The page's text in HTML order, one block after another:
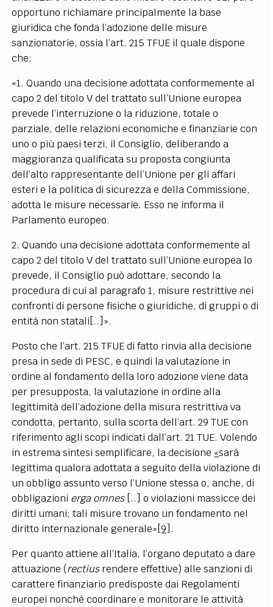
opportuno richiamare principalmente la base
giuridica che fonda l’adozione delle misure
sanzionatorie, ossia l’art. 215 TFUE il quale dispone
che:
«1. Quando una decisione adottata conformemente al
capo 2 del titolo V del trattato sull’Unione europea
prevede l’interruzione o la riduzione, totale o
parziale, delle relazioni economiche e finanziarie con
uno o più paesi terzi, il Consiglio, deliberando a
maggioranza qualificata su proposta congiunta
dell’alto rappresentante dell’Unione per gli affari
esteri e la politica di sicurezza e della Commissione,
adotta le misure necessarie. Esso ne informa il
Parlamento europeo.
2. Quando una decisione adottata conformemente al
capo 2 del titolo V del trattato sull’Unione europea lo
prevede, il Consiglio può adottare, secondo la
procedura di cui al paragrafo 1, misure restrittive nei
confronti di persone fisiche o giuridiche, di gruppi o di
entità non statali[..]».
Posto che l’art. 215 TFUE di fatto rinvia alla decisione
presa in sede di PESC, e quindi la valutazione in
ordine al fondamento della loro adozione viene data
per presupposta, la valutazione in ordine alla
legittimità dell’adozione della misura restrittiva va
condotta, pertanto, sulla scorta dell’art. 29 TUE con
riferimento agli scopi indicati dall’art. 21 TUE. Volendo
in estrema sintesi semplificare, la decisione «sarà
legittima qualora adottata a seguito della violazione di
un obbligo assunto verso l’Unione stessa o, anche, di
obbligazioni erga omnes[..] o violazioni massicce dei
diritti umani; tali misure trovano un fondamento nel
diritto internazionale generale»[9] .
Per quanto attiene all’Italia, l’organo deputato a dare
attuazione (rectiusrendere effettive) alle sanzioni di
carattere finanziario predisposte dai Regolamenti
europei nonché coordinare e monitorare le attività